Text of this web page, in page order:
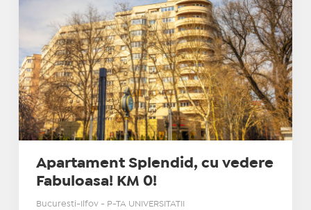
Apartament Splendid, cu vedere
Fabuloasa! KM 0!
Bucuresti-Ilfov - P-TA UNIVERSITATII